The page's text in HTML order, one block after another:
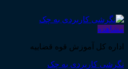
مشاهده
اداره کل آموزش قوه قضاییه
نگرشی کاربردی به چک